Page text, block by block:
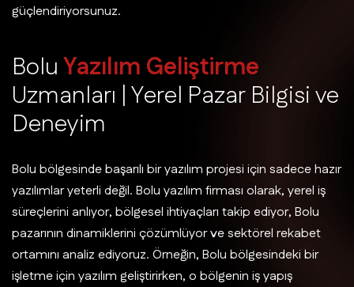
güçlendiriyorsunuz.
BoluYazılım Geliştirme
Uzmanları |Yerel Pazar Bilgisive
Deneyim
Bolu bölgesinde başarılı bir yazılım projesi için sadece hazır
yazılımlar yeterli değil. Bolu yazılım firması olarak, yerel iş
süreçlerini anlıyor, bölgesel ihtiyaçları takip ediyor, Bolu
pazarının dinamiklerini çözümlüyor ve sektörel rekabet
ortamını analiz ediyoruz. Örneğin, Bolu bölgesindeki bir
işletme için yazılım geliştirirken, o bölgenin iş yapış